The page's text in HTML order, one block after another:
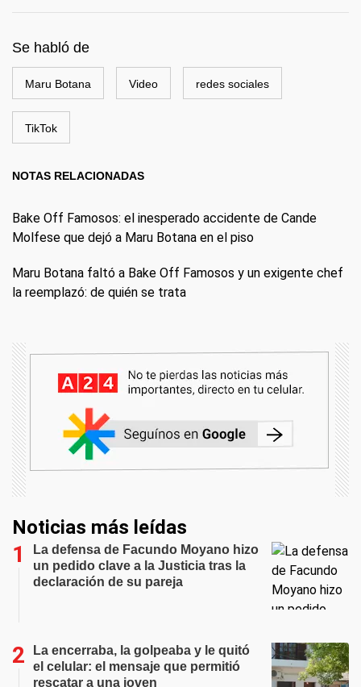
Se habló de
Maru Botana Video redes sociales
TikTok
NOTAS RELACIONADAS
Bake Off Famosos: el inesperado accidente de Cande
Molfese que dejó a Maru Botana en el piso
Maru Botana faltó a Bake Off Famosos y un exigente chef
la reemplazó: de quién se trata
Noticias más leídas
La defensa de Facundo Moyano hizo
un pedido clave a la Justicia tras la
declaración de su pareja
La encerraba, la golpeaba y le quitó
el celular: el mensaje que permitió
rescatar a una joven